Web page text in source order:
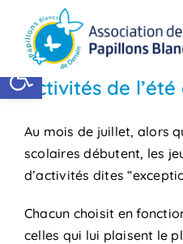
Ouvrir la barre d’outils
contenu
Activités de l’été
Au mois de juillet, alors
scolaires débutent, les
d’activités dites
Chacun choisit en
celles qui lui plaisent le